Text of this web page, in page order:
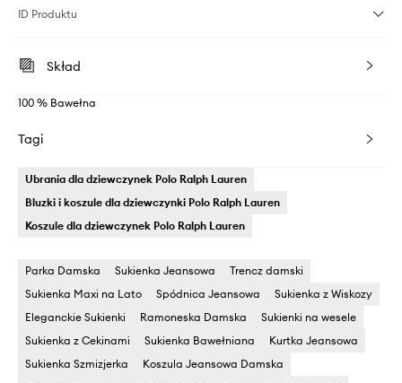
ID Produktu
Skład
100 % Bawełna
Tagi
Ubrania dla dziewczynek Polo Ralph Lauren
Bluzki i koszule dla dziewczynki Polo Ralph Lauren
Koszule dla dziewczynek Polo Ralph Lauren
Parka Damska Sukienka Jeansowa
Trencz damski
Sukienka Maxi na Lato
Spódnica Jeansowa
Sukienka z Wiskozy
Eleganckie Sukienki
Ramoneska Damska
Sukienki na wesele
Sukienka z Cekinami
Sukienka Bawełniana
Kurtka Jeansowa
Sukienka Szmizjerka
Koszula Jeansowa Damska